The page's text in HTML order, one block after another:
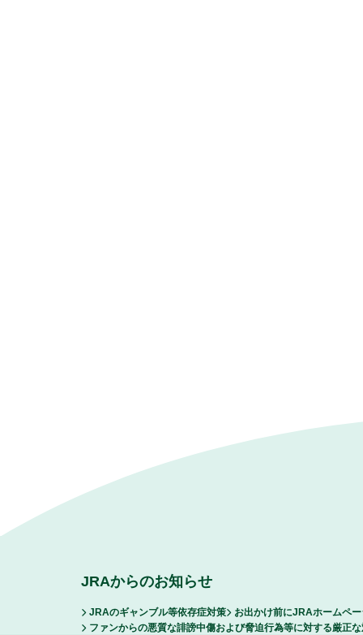
JRAからのお知らせ
JRAのギャンブル等依存症対策
お出かけ前にJRAホームペ
ファンからの悪質な誹謗中傷および脅迫行為等に対する厳正